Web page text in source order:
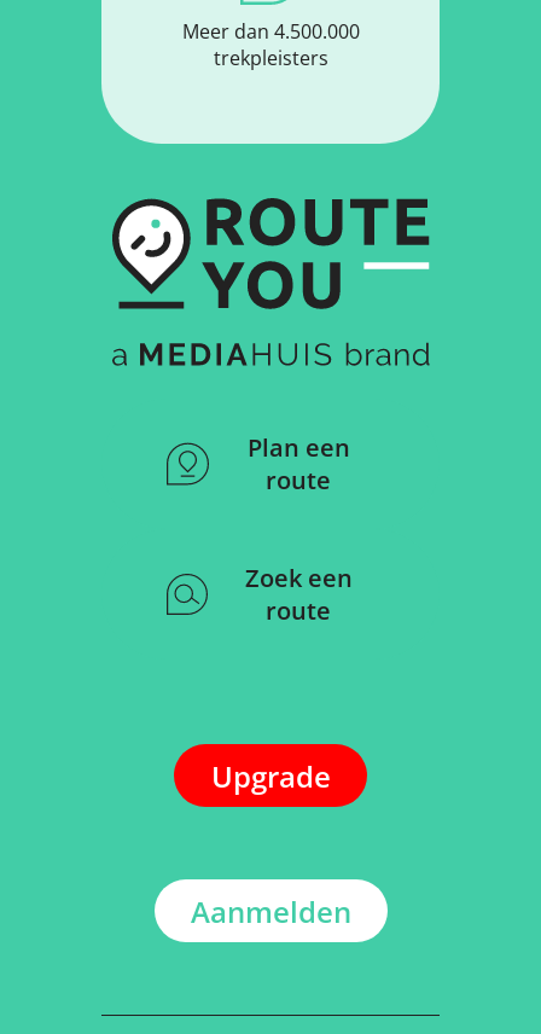
Meer dan 4.500.000
trekpleisters
Plan een
route
Zoek een
route
Upgrade
Aanmelden